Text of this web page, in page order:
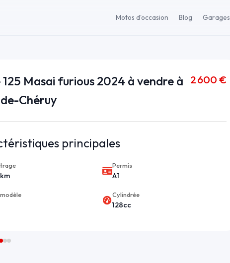
Motos d'occasion Blog Garages
Masai furious 2024 à vendre à
Chéruy
2 600 €
principales
Permis
A1
Cylindrée
128cc